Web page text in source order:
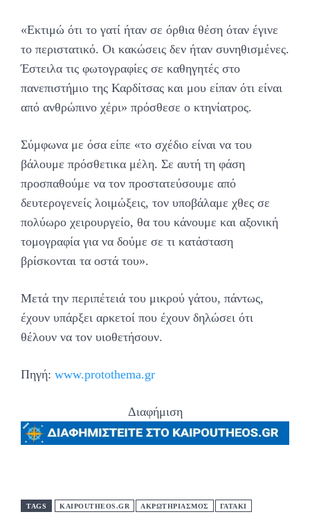
«Εκτιμώ ότι το γατί ήταν σε όρθια θέση όταν έγινε
το περιστατικό. Οι κακώσεις δεν ήταν συνηθισμένες.
Έστειλα τις φωτογραφίες σε καθηγητές στο
πανεπιστήμιο της Καρδίτσας και μου είπαν ότι είναι
από ανθρώπινο χέρι» πρόσθεσε ο κτηνίατρος.
Σύμφωνα με όσα είπε «το σχέδιο είναι να του
βάλουμε πρόσθετικα μέλη. Σε αυτή τη φάση
προσπαθούμε να τον προστατεύσουμε από
δευτερογενείς λοιμώξεις, τον υποβάλαμε χθες σε
πολύωρο χειρουργείο, θα του κάνουμε και αξονική
τομογραφία για να δούμε σε τι κατάσταση
βρίσκονται τα οστά του».
Μετά την περιπέτειά του μικρού γάτου, πάντως,
έχουν υπάρξει αρκετοί που έχουν δηλώσει ότι
θέλουν να τον υιοθετήσουν.
Πηγή: www.protothema.gr
Διαφήμιση
TAGS KAIPOUTHEOS.GR ΑΚΡΩΤΗΡΙΑΣΜΟΣ ΓΑΤΑΚΙ